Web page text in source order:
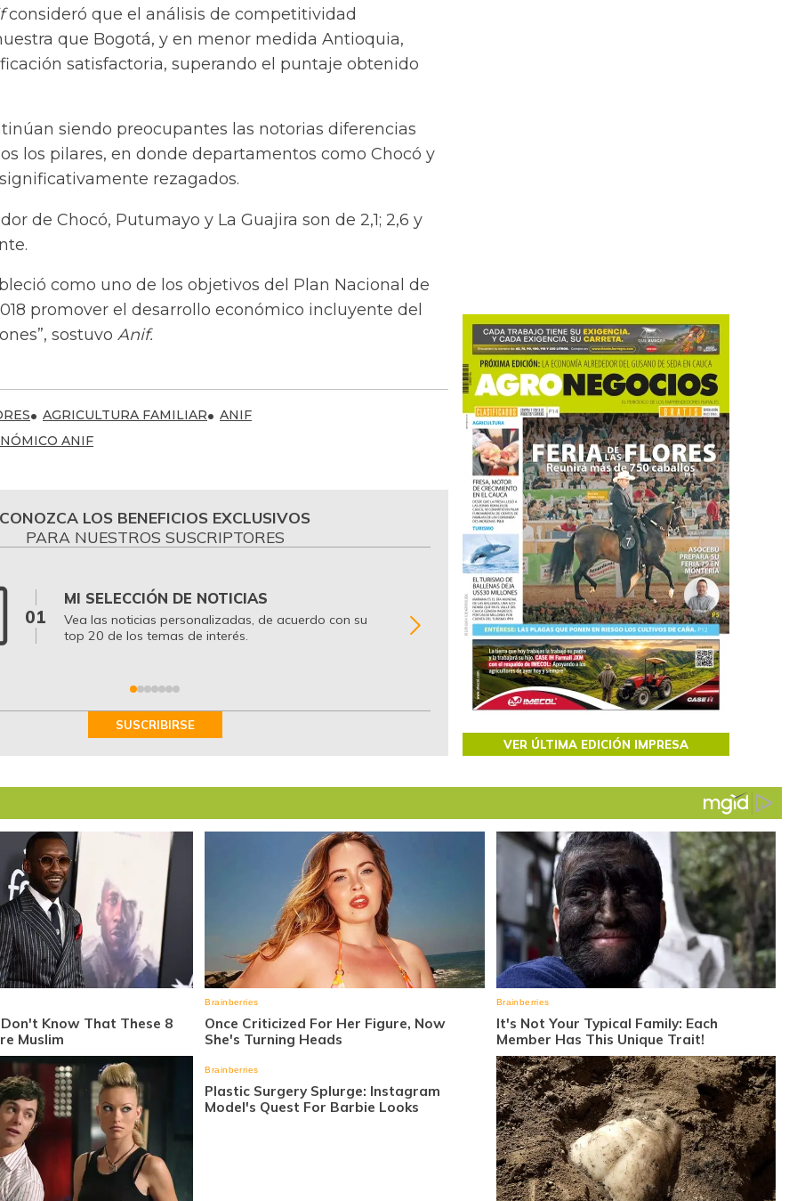
consideró que el análisis de competitividad
que Bogotá, y en menor medida Antioquia,
satisfactoria, superando el puntaje obtenido
siendo preocupantes las notorias diferencias
los pilares, en donde departamentos como Chocó y
rezagados.
de Chocó, Putumayo y La Guajira son de 2,1; 2,6 y
como uno de los objetivos del Plan Nacional de
promover el desarrollo económico incluyente del
sostuvo Anif.
AGRICULTURA FAMILIAR
ANIF
ANIF
CONOZCA LOS BENEFICIOS EXCLUSIVOS
PARA NUESTROS SUSCRIPTORES
01
MI SELECCIÓN DE NOTICIAS
Vea las noticias personalizadas, de acuerdo con su
top 20 de los temas de interés.
02
BITÁCORA EMPRESARIAL 10.000 LR
Recopilación clasificada por sectores
regiones del comportamiento general y
de las 10.000 primeras empresas en ventas
Colombia.
SUSCRIBIRSE
VER ÚLTIMA EDICIÓN IMPRESA